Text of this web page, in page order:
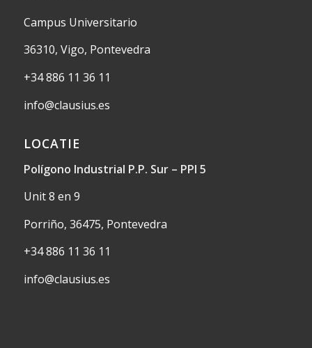
Campus Universitario
36310, Vigo, Pontevedra
+34 886 11 36 11
info@clausius.es
LOCATIE
Polígono Industrial P.P. Sur – PPI 5
Unit 8 en 9
Porriño, 36475, Pontevedra
+34 886 11 36 11
info@clausius.es